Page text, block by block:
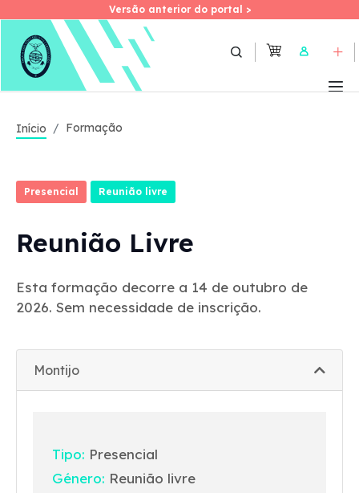
Skip
Versão anterior do portal >
Versão anterior do portal >
User
Início Formação
Presencial Reunião livre
Reunião Livre
Esta formação decorre a 14 de outubro de
2026. Sem necessidade de inscrição.
Montijo
Tipo: Presencial
Género: Reunião livre